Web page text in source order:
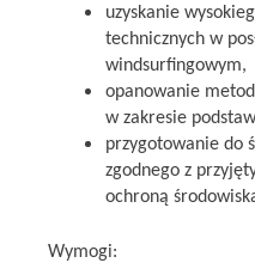
uzyskanie
technicznych w
windsurfingowym,
opanowanie
w zakresie
przygotowanie do
zgodnego z
ochroną
Wymogi: